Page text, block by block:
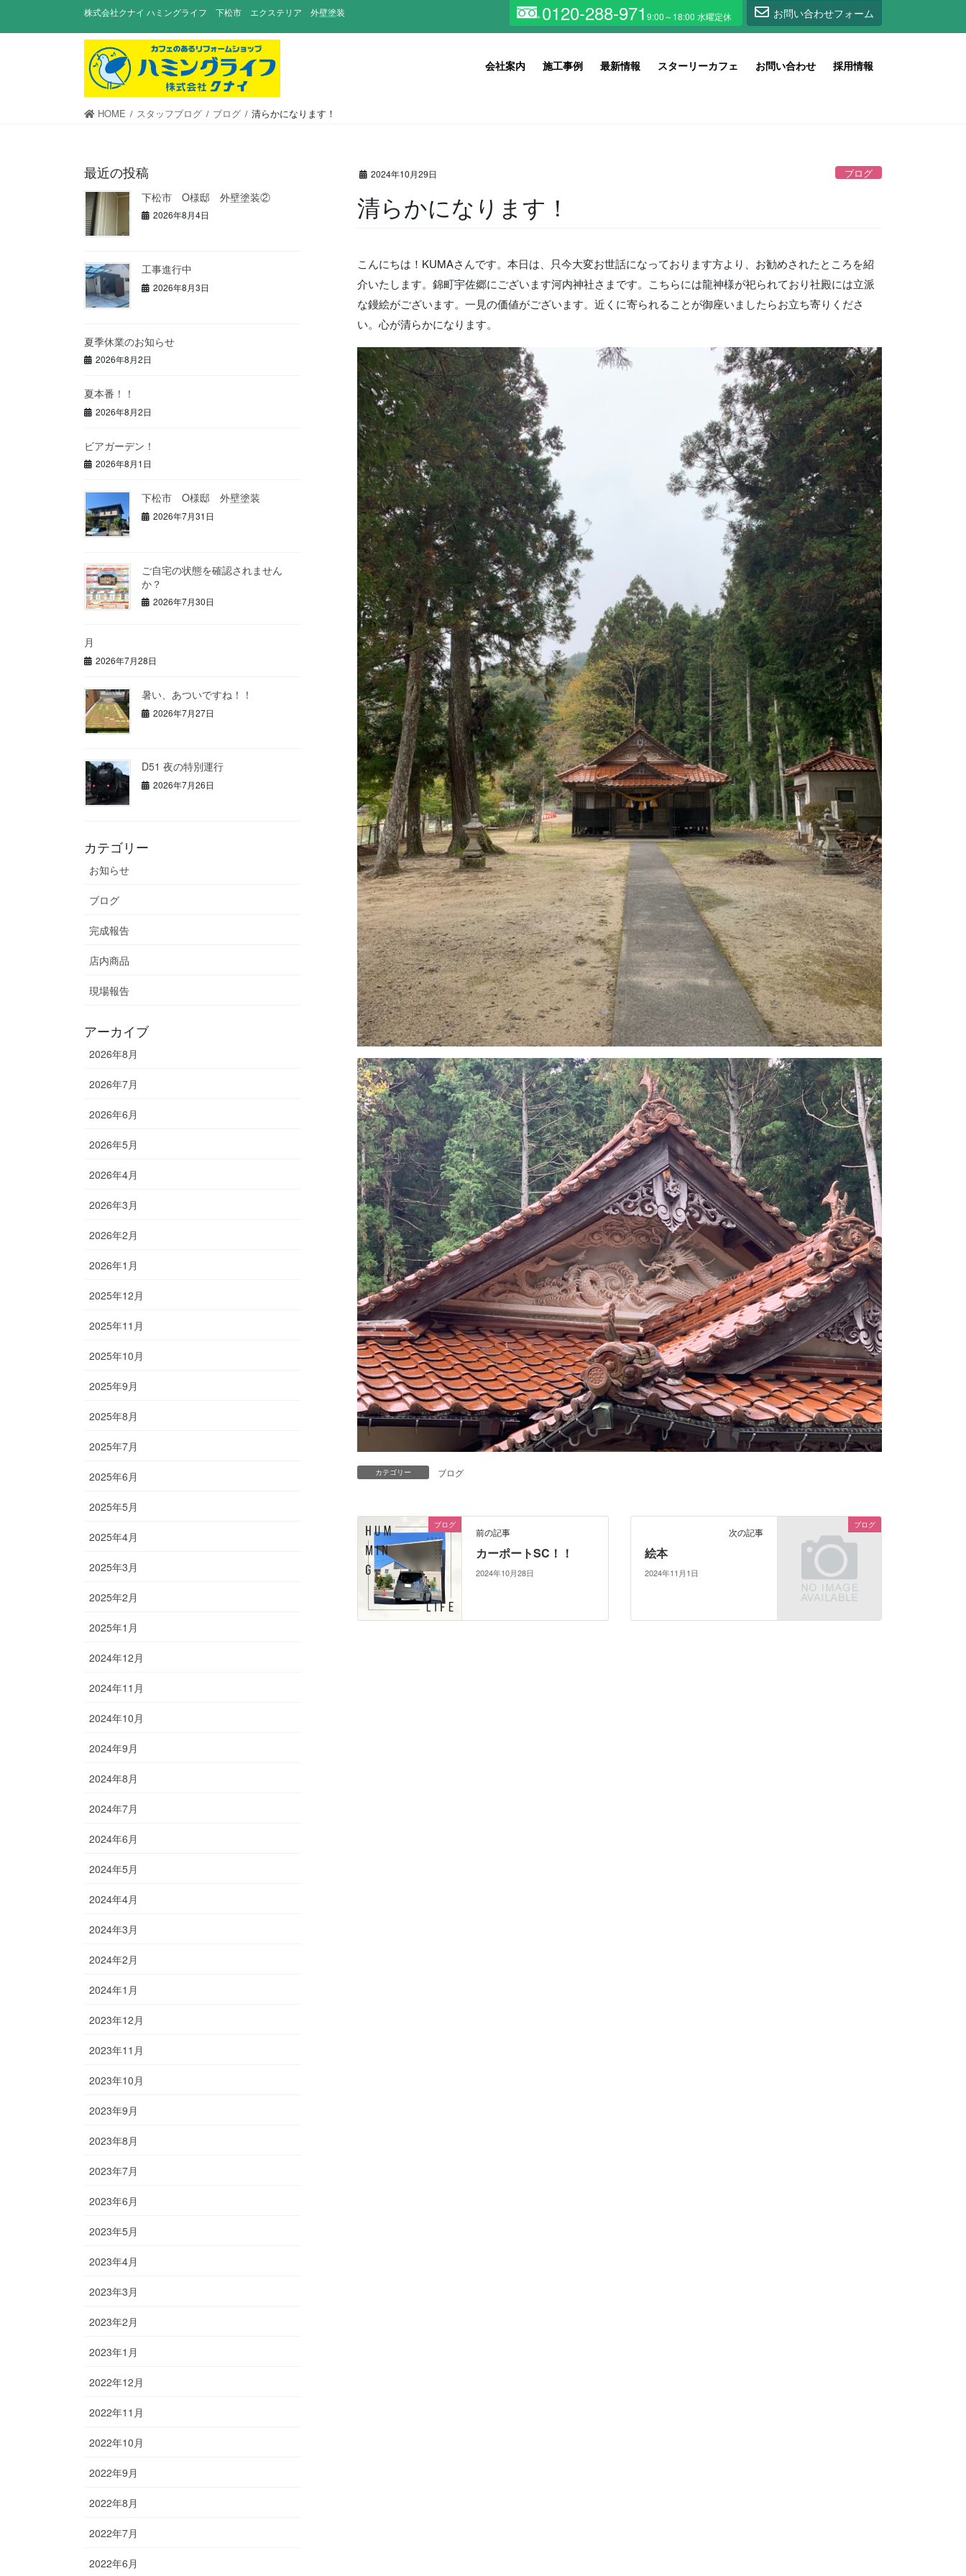
株式会社クナイ ハミングライフ 下松市 エクステリア 外壁塗装 0120-288-971 お問い合わせフォーム
会社案内 施工事例 最新情報 スターリーカフェ お問い合わせ 採用情報
HOME スタッフブログ ブログ 清らかになります！
2024年10月29日 ブログ
清らかになります！
こんにちは！KUMAさんです。本日は、只今大変お世話になっております方より、お勧めされたところを紹
介いたします。錦町宇佐郷にございます河内神社さまです。こちらには龍神様が祀られており社殿には立派
な鏝絵がございます。一見の価値がございます。近くに寄られることが御座いましたらお立ち寄りくださ
い。心が清らかになります。
カテゴリー ブログ
ブログ
前の記事
カーポートSC！！
2024年10月28日
ブログ
次の記事
絵本
2024年11月1日
最近の投稿
下松市 O様邸 外壁塗装②
2026年8月4日
工事進行中
2026年8月3日
夏季休業のお知らせ
2026年8月2日
夏本番！！
2026年8月2日
ビアガーデン！
2026年8月1日
下松市 O様邸 外壁塗装
2026年7月31日
ご自宅の状態を確認されません
か？
2026年7月30日
月
2026年7月28日
暑い、あついですね！！
2026年7月27日
D51 夜の特別運行
2026年7月26日
カテゴリー
お知らせ
ブログ
完成報告
店内商品
現場報告
アーカイブ
2026年8月
2026年7月
2026年6月
2026年5月
2026年4月
2026年3月
2026年2月
2026年1月
2025年12月
2025年11月
2025年10月
2025年9月
2025年8月
2025年7月
2025年6月
2025年5月
2025年4月
2025年3月
2025年2月
2025年1月
2024年12月
2024年11月
2024年10月
2024年9月
2024年8月
2024年7月
2024年6月
2024年5月
2024年4月
2024年3月
2024年2月
2024年1月
2023年12月
2023年11月
2023年10月
2023年9月
2023年8月
2023年7月
2023年6月
2023年5月
2023年4月
2023年3月
2023年2月
2023年1月
2022年12月
2022年11月
2022年10月
2022年9月
2022年8月
2022年7月
2022年6月